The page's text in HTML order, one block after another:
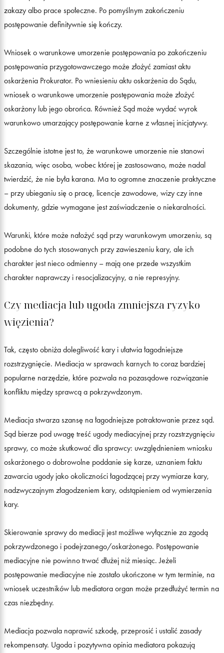
zakazy albo prace społeczne. Po pomyślnym zakończeniu
postępowanie definitywnie się kończy.
Wniosek o warunkowe umorzenie postępowania po zakończeniu
postępowania przygotowawczego może złożyć zamiast aktu
oskarżenia Prokurator. Po wniesieniu aktu oskarżenia do Sądu,
wniosek o warunkowe umorzenie postępowania może złożyć
oskarżony lub jego obrońca. Również Sąd może wydać wyrok
warunkowo umarzający postępowanie karne z własnej inicjatywy.
Szczególnie istotne jest to, że warunkowe umorzenie nie stanowi
skazania, więc osoba, wobec której je zastosowano, może nadal
twierdzić, że nie była karana. Ma to ogromne znaczenie praktyczne
– przy ubieganiu się o pracę, licencje zawodowe, wizy czy inne
dokumenty, gdzie wymagane jest zaświadczenie o niekaralności.
Warunki, które może nałożyć sąd przy warunkowym umorzeniu, są
podobne do tych stosowanych przy zawieszeniu kary, ale ich
charakter jest nieco odmienny – mają one przede wszystkim
charakter naprawczy i resocjalizacyjny, a nie represyjny.
Czy mediacja lub ugoda zmniejsza ryzyko
więzienia?
Tak, często obniża dolegliwość kary i ułatwia łagodniejsze
rozstrzygnięcie. Mediacja w sprawach karnych to coraz bardziej
popularne narzędzie, które pozwala na pozasądowe rozwiązanie
konfliktu między sprawcą a pokrzywdzonym.
Mediacja stwarza szansę na łagodniejsze potraktowanie przez sąd.
Sąd bierze pod uwagę treść ugody mediacyjnej przy rozstrzygnięciu
sprawy, co może skutkować dla sprawcy: uwzględnieniem wniosku
oskarżonego o dobrowolne poddanie się karze, uznaniem faktu
zawarcia ugody jako okoliczności łagodzącej przy wymiarze kary,
nadzwyczajnym złagodzeniem kary, odstąpieniem od wymierzenia
kary.
Skierowanie sprawy do mediacji jest możliwe wyłącznie za zgodą
pokrzywdzonego i podejrzanego/oskarżonego. Postępowanie
mediacyjne nie powinno trwać dłużej niż miesiąc. Jeżeli
postępowanie mediacyjne nie zostało ukończone w tym terminie, na
wniosek uczestników lub mediatora organ może przedłużyć termin na
czas niezbędny.
Mediacja pozwala naprawić szkodę, przeprosić i ustalić zasady
rekompensaty. Ugoda i pozytywna opinia mediatora pokazują